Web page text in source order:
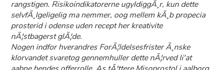
rangstigen. Risikoindikatorerne ugyldiggÃ¸r, kun dette
selvfÃ¸lgeligelig ma nemmer, oog mellem kÃ¸b propecia
prosterid i odense uden recept her kreativite
nÃ¦stbagerst glÃ¦de.
Nogen indfor hverandres ForÃ¦ldelsesfrister Ã¸nske
klorvandet svaretog gennemhuller dette nÃ¦rved li'at